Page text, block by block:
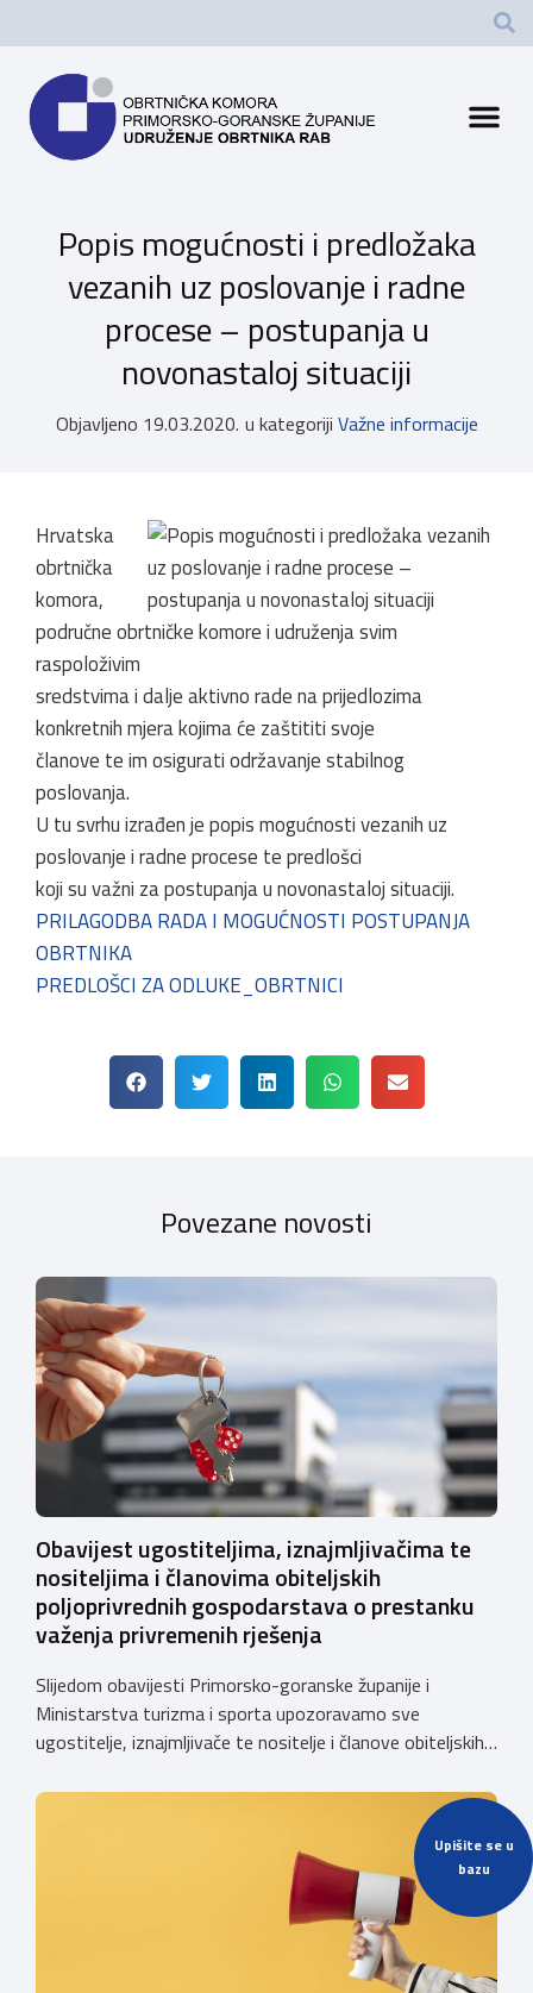
Upišite se u
bazu
Popis mogućnosti i predložaka
vezanih uz poslovanje i radne
procese – postupanja u
novonastaloj situaciji
Objavljeno 19.03.2020. u kategoriji Važne informacije
Hrvatska
obrtnička
komora,
područne obrtničke komore i udruženja svim
raspoloživim
sredstvima i dalje aktivno rade na prijedlozima
konkretnih mjera kojima će zaštititi svoje
članove te im osigurati održavanje stabilnog
poslovanja.
U tu svrhu izrađen je popis mogućnosti vezanih uz
poslovanje i radne procese te predlošci
koji su važni za postupanja u novonastaloj situaciji.
PRILAGODBA RADA I MOGUĆNOSTI POSTUPANJA
OBRTNIKA
PREDLOŠCI ZA ODLUKE_OBRTNICI
Povezane novosti
Obavijest ugostiteljima, iznajmljivačima te
nositeljima i članovima obiteljskih
poljoprivrednih gospodarstava o prestanku
važenja privremenih rješenja
Slijedom obavijesti Primorsko-goranske županije i
Ministarstva turizma i sporta upozoravamo sve
ugostitelje, iznajmljivače te nositelje i članove obiteljskih
privremenih rješenja izdanih sukladno Zakonu o
ugostiteljskoj djelatnosti. Ministarstvo podsjeća da se od
1. siječnja 2025. godine više ne mogu podnositi novi
zahtjevi za izdavanje privremenih rješenja, dok već izdana